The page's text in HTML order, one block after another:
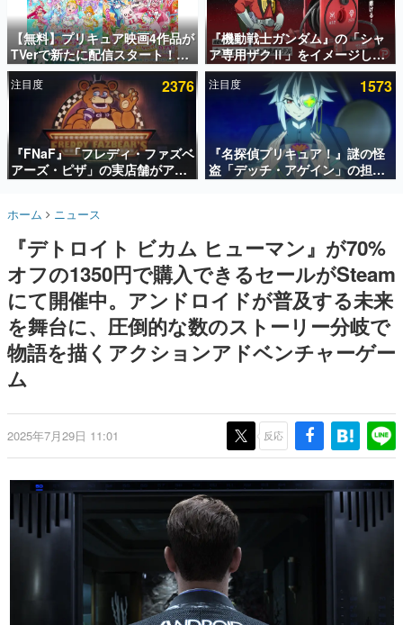
アプリセール情報
インタビュー
連載・特集一覧
殿堂入り記事
SNS拡散数が数千以上！ ページビュー数万以上！ などな
ど。多くの人々に読まれた、電ファミ渾身の“殿堂入り”記
事をまとめました。
名作ゲームクリエイターの方々に製作時のエピソードをお
きます。
赫本
この物語を解いてはいけない。『赫本』は、〈試験問題〉
の形をした短編ホラー小説集です。
新世代に訊く
これからのデジタルゲーム市場を担う若きクリエイター達
ゲーム世代の作家たち
ゲームに多大な影響を受けた作家さんに取材し、ゲームが
日本のコンテンツ産業やカルチャーに与えた影響を探る企
画です。
日本モバイルゲーム産業史
日本のモバイルゲーム史における主要なトピック・タイト
ルを網羅するほか、開発者へのインタビューや識者による
解説を掲載。約20年の歴史が一望できる決定版！
若ゲのいたり〜ゲームクリエイターの青春〜
『うつヌケ』『ペンと箸』等で知られるマンガ家・田中圭
一先生によるゲーム業界レポートマンガです。
【無料】プリキュア映画4作品が
TVerで新たに配信スタート！な
んと2018年～2024年の映画ほぼ
すべてが見放題に、ぶっちゃけ
ありえないラインナップ
『機動戦士ガンダム』の「シャ
ア専用ザクⅡ」をイメージした
散水ホースリールが予約開始。
本体にはシャアのパーソナルマ
ークやジオン公国軍のエンブレ
ム、型式番号などを配置
注目度 2376
『FNaF』「フレディ・ファズベ
アーズ・ピザ」の実店舗がアメ
リカの商業施設「American
ScottGamesとの共同開発、食
没入型のホラー体験も楽しめる
注目度 1573
『名探偵プリキュア！』謎の怪
盗「デッチ・アゲイン」の担当
キャストは天﨑滉平さんと判
ホーム ニュース
『デトロイト ビカム ヒューマン』が70%
オフの1350円で購入できるセールがSteam
にて開催中。アンドロイドが普及する未来
を舞台に、圧倒的な数のストーリー分岐で
物語を描くアクションアドベンチャーゲー
ム
2025年7月29日 11:01 反応